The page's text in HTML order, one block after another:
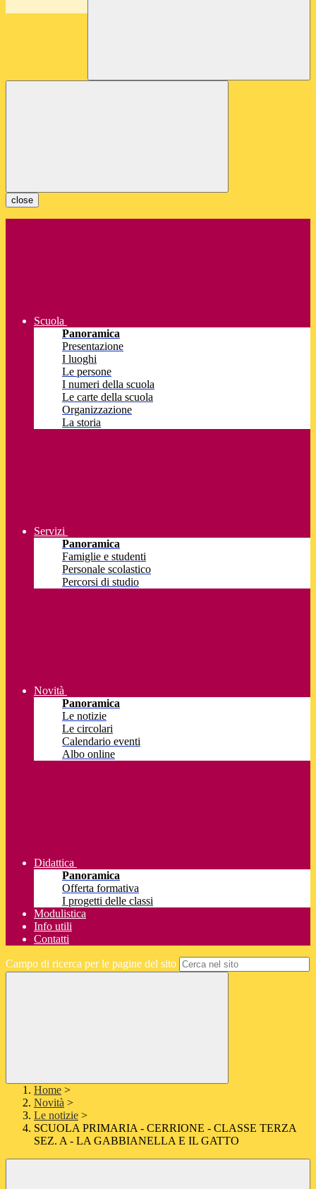
close
Scuola
Panoramica
Presentazione
I luoghi
Le persone
I numeri della scuola
Le carte della scuola
Organizzazione
La storia
Servizi
Panoramica
Famiglie e studenti
Personale scolastico
Percorsi di studio
Novità
Panoramica
Le notizie
Le circolari
Calendario eventi
Albo online
Didattica
Panoramica
Offerta formativa
I progetti delle classi
Modulistica
Info utili
Contatti
Campo di ricerca per le pagine del sito
Home >
Novità >
Le notizie >
SCUOLA PRIMARIA - CERRIONE - CLASSE TERZA
SEZ. A - LA GABBIANELLA E IL GATTO